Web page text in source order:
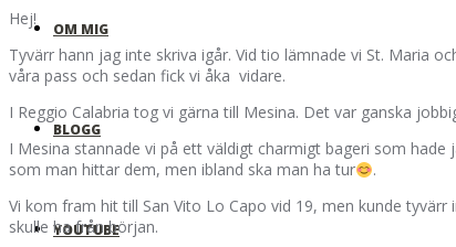
OM MIG
BLOGG
YOUTUBE
Hej!
Tyvärr hann jag inte skriva igår. Vid tio lämnade vi St. Maria
våra pass och sedan fick vi åka vidare.
I Reggio Calabria tog vi gärna till Mesina. Det var ganska
I Mesina stannade vi på ett väldigt charmigt bageri som
som man hittar dem, men ibland ska man ha tur
.
Vi kom fram hit till San Vito Lo Capo vid 19, men kunde
skulle ha från början.